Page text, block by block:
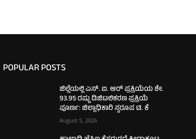
POPULAR POSTS
ಜಿಲ್ಲೆಯಲ್ಲಿ ಎಸ್. ಐ. ಆರ್ ಪ್ರಕ್ರಿಯೆಯ ಶೇ.
93.95 ರಷ್ಟು ಡಿಜಿಟಲಿಕರಣ ಪ್ರಕ್ರಿಯೆ
ಪೂರ್ಣ: ಜಿಲ್ಲಾಧಿಕಾರಿ ಸ್ವರೂಪ ಟಿ. ಕೆ
August 5, 2026